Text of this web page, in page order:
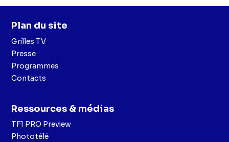
Plan du site
Grilles TV
Presse
Programmes
Contacts
Ressources & médias
TF1 PRO Preview
Phototélé